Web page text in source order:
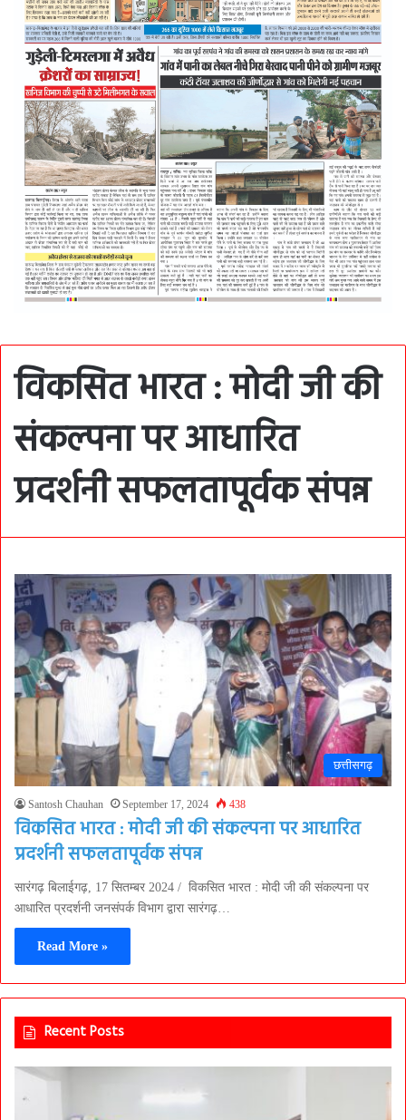
विकसित भारत : मोदी जी की
संकल्पना पर आधारित
प्रदर्शनी सफलतापूर्वक संपन्न
छत्तीसगढ़
Santosh Chauhan September 17, 2024 438
विकसित भारत : मोदी जी की संकल्पना पर आधारित
प्रदर्शनी सफलतापूर्वक संपन्न
सारंगढ़ बिलाईगढ़, 17 सितम्बर 2024 / विकसित भारत : मोदी जी की संकल्पना पर
आधारित प्रदर्शनी जनसंपर्क विभाग द्वारा सारंगढ़…
Read More »
Recent Posts